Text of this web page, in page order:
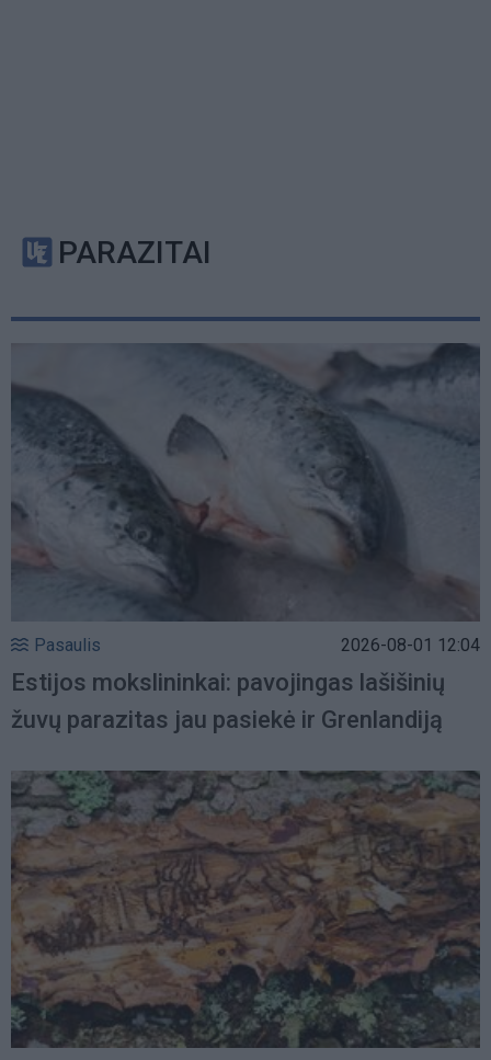
PARAZITAI
Pasaulis 2026-08-01 12:04
Estijos mokslininkai: pavojingas lašišinių
žuvų parazitas jau pasiekė ir Grenlandiją